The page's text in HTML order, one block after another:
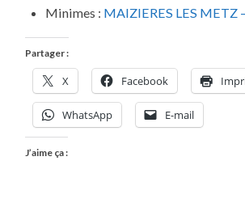
Minimes : MAIZIERES LES METZ
Partager :
X Facebook
WhatsApp E-mail
J’aime ça :